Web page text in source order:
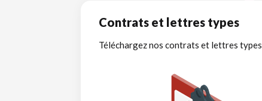
Contrats et lettres types
Téléchargez nos contrats et lettres types